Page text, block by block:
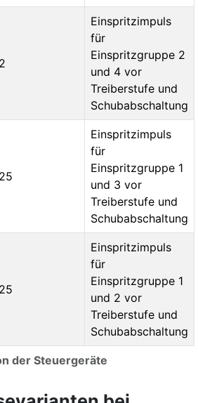
der Steuergeräte
2
Einspritzimpuls
für
Einspritzgruppe 2
und 4 vor
Treiberstufe und
Schubabschaltung
25
Einspritzimpuls
für
Einspritzgruppe 1
und 3 vor
Treiberstufe und
Schubabschaltung
25
Einspritzimpuls
für
Einspritzgruppe 1
und 2 vor
Treiberstufe und
Schubabschaltung